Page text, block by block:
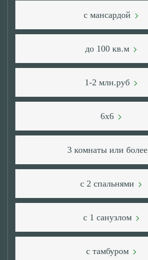
с мансардой
до 100 кв.м
1-2 млн.руб
6x6
3 комнаты или более
с 2 спальнями
с 1 санузлом
с тамбуром